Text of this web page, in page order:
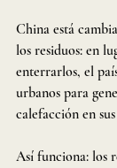
China está
los residuos: en
enterrarlos, el
urbanos para
calefacción en
Así funciona: los